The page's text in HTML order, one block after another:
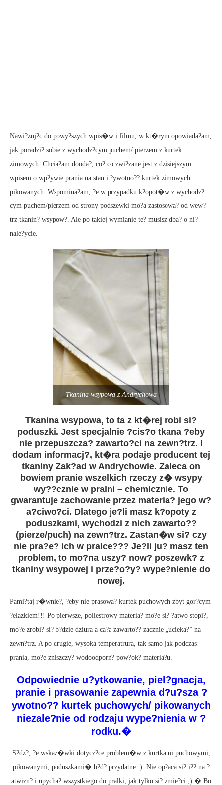
Nawi?zuj?c do powy?szych wpis�w i filmu, w kt�rym opowiada?am,
jak poradzi? sobie z wychodz?cym puchem/ pierzem z kurtek
zimowych. Chcia?am dooda?, co? co zwi?zane jest z dzisiejszym
wpisem o wp?ywie prania na stan i ?ywotno?? kurtek zimowych
pikowanych. Wspomina?am, ?e w przypadku k?opot�w z wychodz?
cym puchem/pierzem od strony podszewki mo?a zastosowa? od wew?
trz tkanin? wsypow?. Ale po takiej wymianie te? musisz dba? o ni?
nale?ycie.
Tkanina wsypowa z Andrychowa
Tkanina wsypowa, to ta z kt�rej robi si?
poduszki. Jest specjalnie ?cis?o tkana ?eby
nie przepuszcza? zawarto?ci na zewn?trz. I
dodam informacj?, kt�ra podaje producent tej
tkaniny Zak?ad w Andrychowie. Zaleca on
bowiem pranie wszelkich rzeczy z� wsypy
wy??cznie w pralni – chemicznie. To
gwarantuje zachowanie przez materia? jego w?
a?ciwo?ci. Dlatego je?li masz k?opoty z
poduszkami, wychodzi z nich zawarto??
(pierze/puch) na zewn?trz. Zastan�w si? czy
nie pra?e? ich w pralce??? Je?li ju? masz ten
problem, to mo?na uszy? now? poszewk? z
tkaniny wsypowej i prze?o?y? wype?nienie do
nowej.
Pami?taj r�wnie?, ?eby nie prasowa? kurtek puchowych zbyt gor?cym
?elazkiem!!! Po pierwsze, poliestrowy materia? mo?e si? ?atwo stopi?,
mo?e zrobi? si? b?dzie dziura a ca?a zawarto?? zacznie „ucieka?” na
zewn?trz. A po drugie, wysoka temperatrura, tak samo jak podczas
prania, mo?e zniszczy? wodoodporn? pow?ok? materia?u.
Odpowiednie u?ytkowanie, piel?gnacja,
pranie i prasowanie zapewnia d?u?sza ?
ywotno?? kurtek puchowych/ pikowanych
niezale?nie od rodzaju wype?nienia w ?
rodku.�
S?dz?, ?e wskaz�wki dotycz?ce problem�w z kurtkami puchowymi,
pikowanymi, poduszkami� b?d? przydatne :). Nie op?aca si? i?? na ?
atwizn? i upycha? wszystkiego do pralki, jak tylko si? zmie?ci ;).� Bo